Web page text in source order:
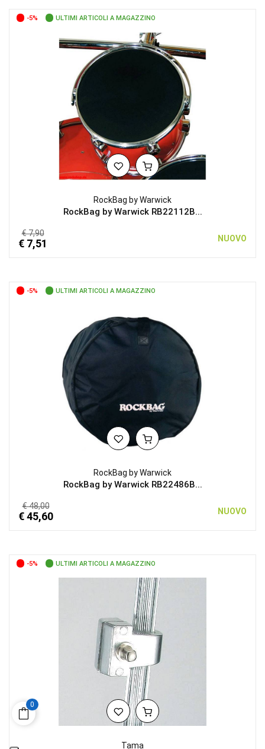
-5% ULTIMI ARTICOLI A MAGAZZINO
RockBag by Warwick
RockBag by Warwick RB22112B...
€ 7,90
€ 7,51 NUOVO
-5% ULTIMI ARTICOLI A MAGAZZINO
RockBag by Warwick
RockBag by Warwick RB22486B...
€ 48,00
€ 45,60 NUOVO
-5% ULTIMI ARTICOLI A MAGAZZINO
Tama
0